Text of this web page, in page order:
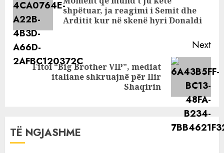
shpëtuar, ja reagimi i Semit dhe
Arditit kur në skenë hyri Donaldi
Next
Next
Fitoi “Big Brother VIP”, mediat
italiane shkruajnë për Ilir
Shaqirin
TË NGJASHME